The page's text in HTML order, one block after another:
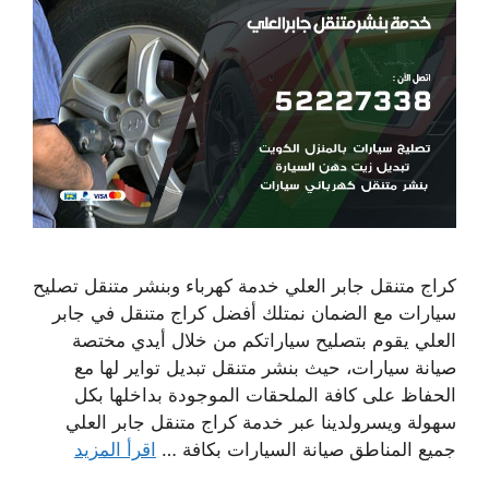
كراج متنقل جابر العلي خدمة كهرباء وبنشر متنقل تصليح
سيارات مع الضمان نمتلك أفضل كراج متنقل في جابر
العلي يقوم بتصليح سياراتكم من خلال أيدي مختصة
صيانة سيارات، حيث بنشر متنقل تبديل تواير لها مع
الحفاظ على كافة الملحقات الموجودة بداخلها بكل
سهولة ويسرولدينا عبر خدمة كراج متنقل جابر العلي
جميع المناطق صيانة السيارات بكافة … اقرأ المزيد